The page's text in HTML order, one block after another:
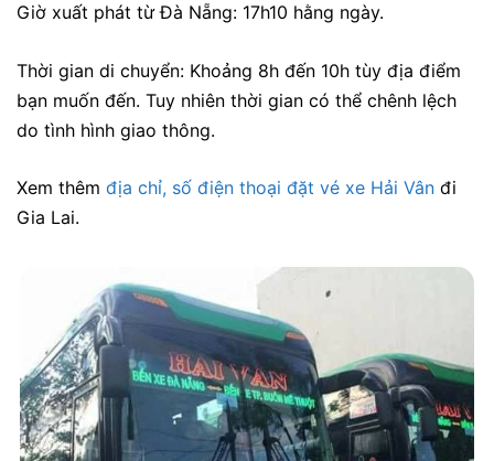
Giờ xuất phát từ Đà Nẵng: 17h10 hằng ngày.
Thời gian di chuyển: Khoảng 8h đến 10h tùy địa điểm
bạn muốn đến. Tuy nhiên thời gian có thể chênh lệch
do tình hình giao thông.
Xem thêm địa chỉ, số điện thoại đặt vé xe Hải Vân đi
Gia Lai.